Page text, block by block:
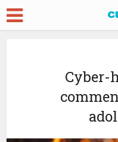
Cyber-